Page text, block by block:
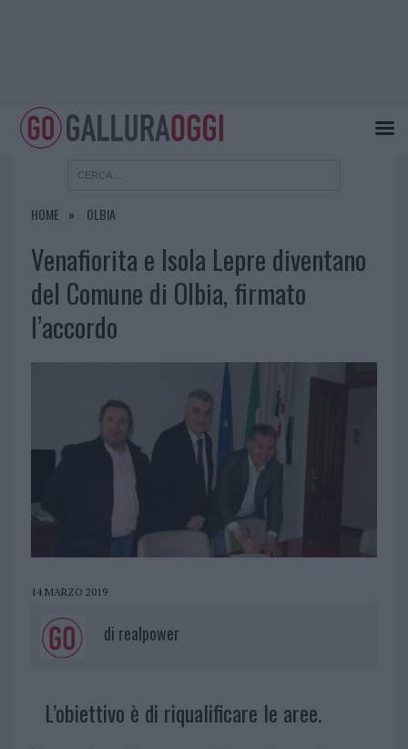
HOME OLBIA
Venafiorita e Isola Lepre diventano
del Comune di Olbia, firmato
l’accordo
14 MARZO 2019
di realpower
L’obiettivo è di riqualificare le aree.